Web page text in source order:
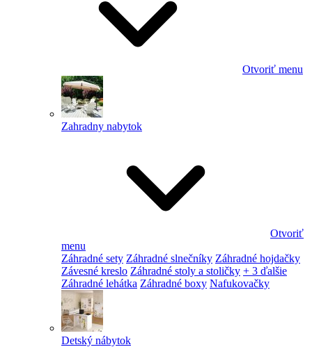
Otvoriť menu
Zahradny nabytok
Otvoriť
menu
Záhradné sety Záhradné slnečníky Záhradné hojdačky
Závesné kreslo Záhradné stoly a stoličky + 3 ďalšie
Záhradné lehátka Záhradné boxy Nafukovačky
Detský nábytok